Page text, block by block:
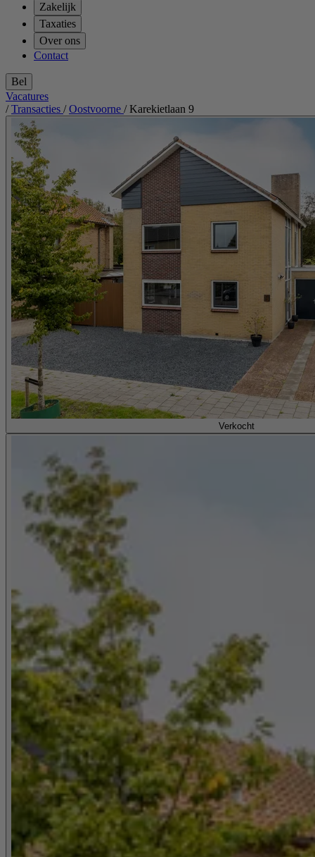
Zakelijk
Taxaties
Over ons
Contact
Bel
Vacatures
/ Transacties / Oostvoorne / Karekietlaan 9
Verkocht